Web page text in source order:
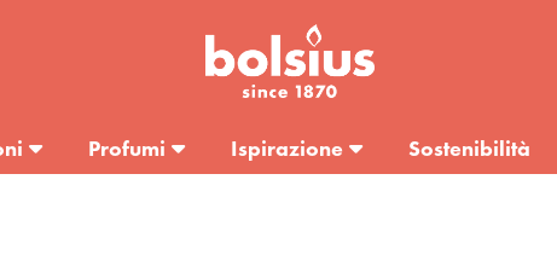
Profumi Ispirazione Sostenibilità